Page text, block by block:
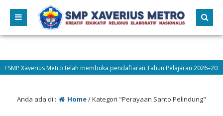
Metro telah membuka pendaftaran Tahun Pelajaran 2026–2027!
Anda ada di : Home/Kategori "Perayaan Santo Pelindung"